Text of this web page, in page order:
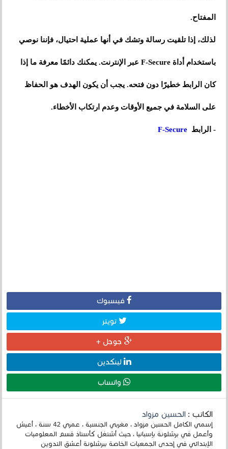
المفتاح.
لذلك، إذا تلقيت رسالة وتشك في أنها عملية احتيال، فإننا نوصي
باستخدام أداة F-Secure عبر الإنترنت. يمكنك دائمًا معرفة ما إذا
كان الرابط خطيرًا دون فتحه. يجب أن يكون الهدف هو الحفاظ
على السلامة في جميع الأوقات وعدم ارتكاب الأخطاء.
- الرابط F-Secure
فيسبوك
تويتر
جوجل +
لينكدين
واتساب
الكاتب :الحسين مزواد
إسمي الكامل الحسين مزواد ، مغربي الجنسية ، عمري 42 سنة ، أعيش
وأعمل في برشلونة بإسبانيا ، حيث أشتغل كأستاذ قسم المعلوميات
الإبتدائي في إحدى الجمعيات الخاصة ببرشلونة أعشق التدوين